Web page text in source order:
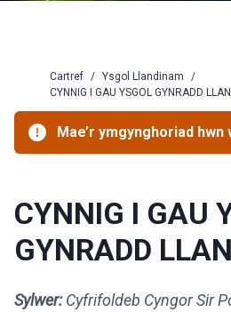
Cartref / Ysgol Llandinam
/
CYNNIG I GAU YSGOL GYNRADD
Mae’r ymgynghoriad hwn
CYNNIG I GAU
GYNRADD
Sylwer:Cyfrifoldeb Cyngor Sir